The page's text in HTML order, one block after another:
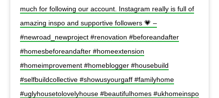
much for following our account. Instagram really is full of
amazing inspo and supportive followers 💗 –
#newroad_newproject #renovation #beforeandafter
#homesbeforeandafter #homeextension
#homeimprovement #homeblogger #housebuild
#selfbuildcollective #showusyourgaff #familyhome
#uglyhousetolovelyhouse #beautifulhomes #ukhomeinspo